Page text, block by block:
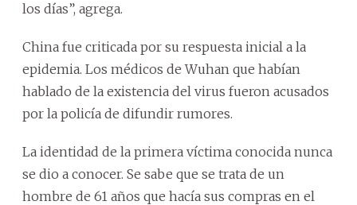
los días”, agrega.
China fue criticada por su respuesta inicial a la
epidemia. Los médicos de Wuhan que habían
hablado de la existencia del virus fueron acusados
por la policía de difundir rumores.
La identidad de la primera víctima conocida nunca
se dio a conocer. Se sabe que se trata de un
hombre de 61 años que hacía sus compras en el